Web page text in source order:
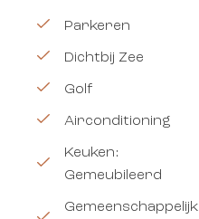
Parkeren
Dichtbij Zee
Golf
Airconditioning
Keuken:
Gemeubileerd
Gemeenschappelijk